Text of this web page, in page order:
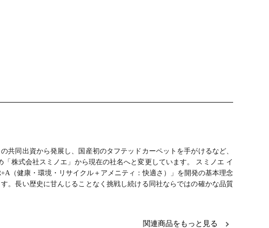
共同出資から発展し、国産初のタフテッドカーペットを手がけるなど、
株式会社スミノエ」から現在の社名へと変更しています。 スミノエ イ
（健康・環境・リサイクル＋アメニティ：快適さ）」を開発の基本理念
。長い歴史に甘んじることなく挑戦し続ける同社ならではの確かな品質
関連商品をもっと見る